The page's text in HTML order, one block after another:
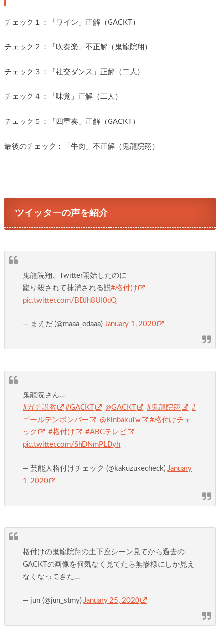
チェック１：「ワイン」正解（GACKT）
チェック２：「吹奏楽」不正解（鬼龍院翔）
チェック３：「社交ダンス」正解（二人）
チェック４：「味覚」正解（二人）
チェック５：「四重奏」正解（GACKT）
最後のチェック：「牛肉」不正解（鬼龍院翔）
ツイッターの声を紹介
鬼龍院翔、Twitter開始したのに
蹴り殺されて抹消される説#格付け
pic.twitter.com/BDJh8UI0dQ
— まえだ (@maaa_edaaa)January 1, 2020
鬼龍院さん…
#ガチ説教
#GACKT @GACKT #鬼龍院翔
#
ゴールデンボンバー
@KinbakuTw
#格付けチェ
ック
#格付け
#ABCテレビ
pic.twitter.com/ShDNmPLDyh
— 芸能人格付けチェック (@kakuzukecheck) January
1, 2020
格付けの鬼龍院翔の土下座シーン見てから過去の
GACKTの画像を何気なく見てたら無惨様にしか見え
なくなってきた…
— jun (@jun_stmy)January 25, 2020